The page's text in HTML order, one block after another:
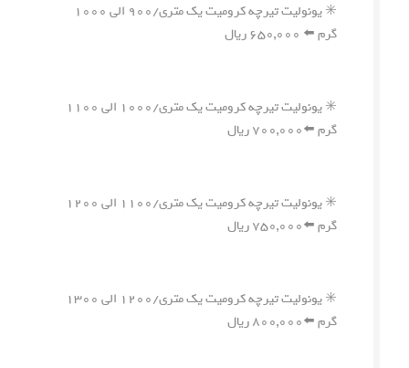
✳️ یونولیت تیرچه کرومیت یک متری/۹۰۰ الی ۱۰۰۰
گرم ⬅️ ۶۵۰,۰۰۰ ریال
✳️ یونولیت تیرچه کرومیت یک متری/۱۰۰۰ الی ۱۱۰۰
گرم ⬅️۷۰۰,۰۰۰ ریال
✳️ یونولیت تیرچه کرومیت یک متری/۱۱۰۰ الی ۱۲۰۰
گرم ⬅️۷۵۰,۰۰۰ ریال
✳️ یونولیت تیرچه کرومیت یک متری/۱۲۰۰ الی ۱۳۰۰
گرم ⬅️۸۰۰,۰۰۰ ریال